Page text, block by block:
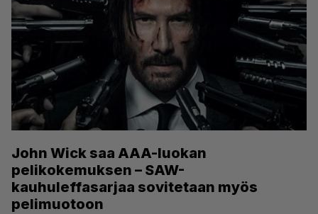
John Wick saa AAA-luokan
pelikokemuksen – SAW-
kauhuleffasarjaa sovitetaan myös
pelimuotoon